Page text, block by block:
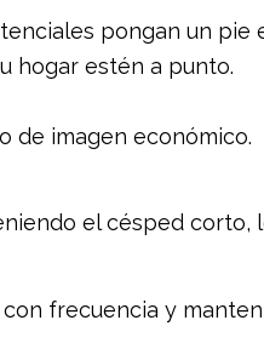
pongan un pie
hogar estén a punto.
de imagen económico.
el césped
frecuencia y